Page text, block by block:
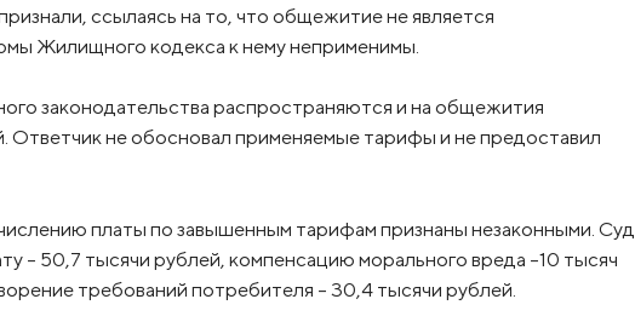
ссылаясь на то, что общежитие не является
Жилищного кодекса к нему неприменимы.
законодательства распространяются и на общежития
Ответчик не обосновал применяемые тарифы и не предоставил
платы по завышенным тарифам признаны незаконными. Суд
– 50,7 тысячи рублей, компенсацию морального вреда –10 тысяч
требований потребителя – 30,4 тысячи рублей.